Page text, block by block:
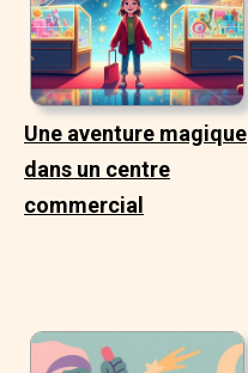
Une aventure magique
dans un centre
commercial